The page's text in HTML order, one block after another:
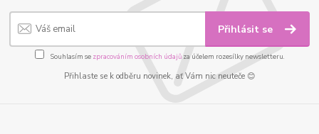
Přihlásit se
Souhlasím se zpracováním osobních údajůza účelem rozesílky newsletteru.
Přihlaste se k odběru novinek, ať Vám nic neuteče 😊